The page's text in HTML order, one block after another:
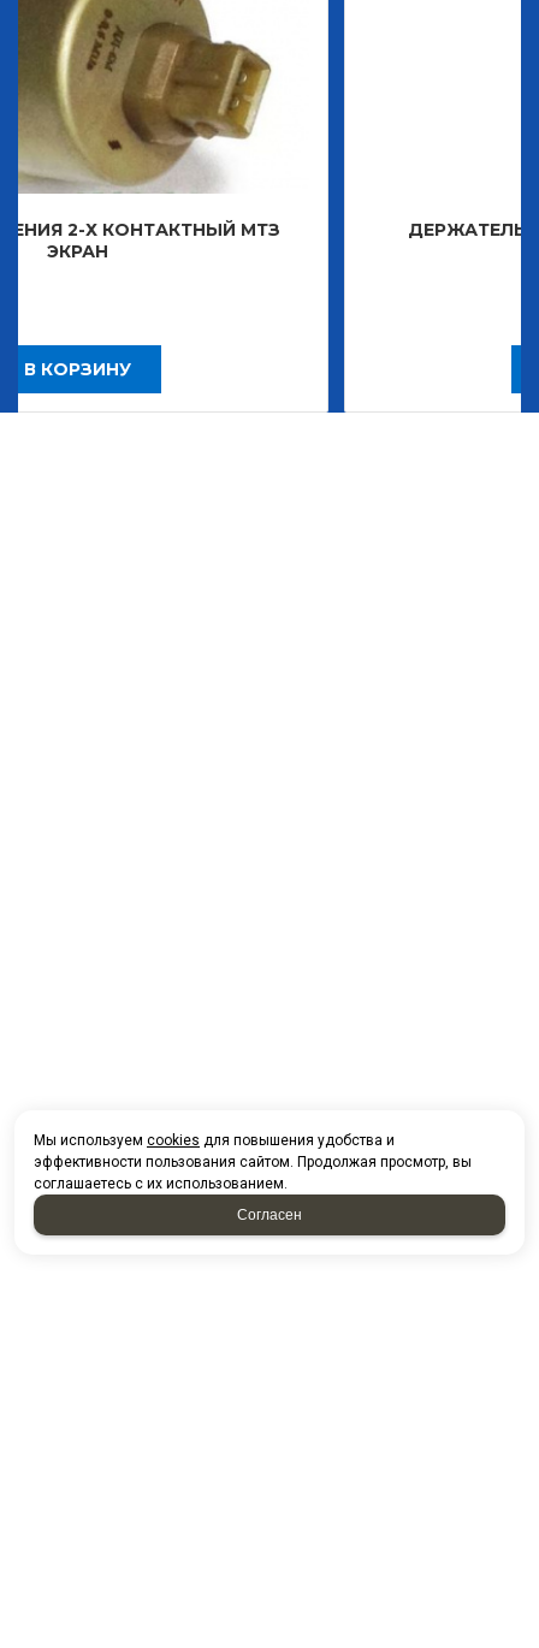
МТЗ ДЕРЖАТЕЛЬ ЗНАКА
Мы используем cookies для повышения удобства и
эффективности пользования сайтом. Продолжая просмотр, вы
соглашаетесь с их использованием.
Согласен